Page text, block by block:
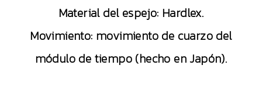
Material del espejo: Hardlex.
Movimiento: movimiento de cuarzo del
módulo de tiempo (hecho en Japón).